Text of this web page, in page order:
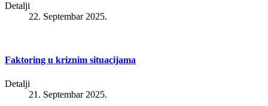
Detalji
22. Septembar 2025.
Faktoring u kriznim situacijama
Detalji
21. Septembar 2025.